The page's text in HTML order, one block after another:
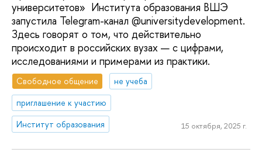
университетов» Института образования ВШЭ
запустила Telegram-канал @universitydevelopment.
Здесь говорят о том, что действительно
происходит в российских вузах — с цифрами,
исследованиями и примерами из практики.
Свободное общение
не учеба
приглашение к участию
Институт образования
15 октября, 2025 г.